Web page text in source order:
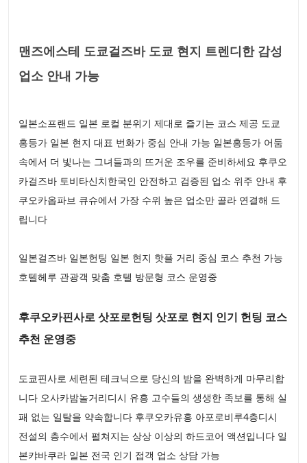
맨즈에스테 도쿄걸즈바 도쿄 현지 트렌디한 감성
업소 안내 가능
일본소프랜드 일본 로컬 분위기 제대로 즐기는 코스 제공 도쿄
홍등가 일본 현지 대표 번화가 중심 안내 가능 일본홍등가 어둠
속에서 더 빛나는 그녀들과의 뜨거운 조우를 준비하세요 후쿠오
카걸즈바 토비타신치한국인 안전하고 검증된 업소 위주 안내 후
쿠오카옵파브 큐슈에서 가장 수위 높은 업소만 골라 연결해 드
립니다
일본걸즈바 일본헌팅 일본 현지 핫플 거리 중심 코스 추천 가능
호텔헤루 관광객 맞춤 호텔 방문형 코스 운영중
후쿠오카핀사로 삿포로헌팅 삿포로 현지 인기 헌팅 코스
추천 운영중
도쿄핀사로 세련된 테크닉으로 당신의 밤을 완벽하게 마무리합
니다 오사카밤놀거리디시 유흥 고수들의 생생한 족보를 통해 실
패 없는 일탈을 약속합니다 후쿠오카유흥 아포로비루4층디시
전설의 층수에서 펼쳐지는 상상 이상의 하드코어 액션입니다 일
본캬바쿠라 일본 전국 인기 접객 업소 상담 가능